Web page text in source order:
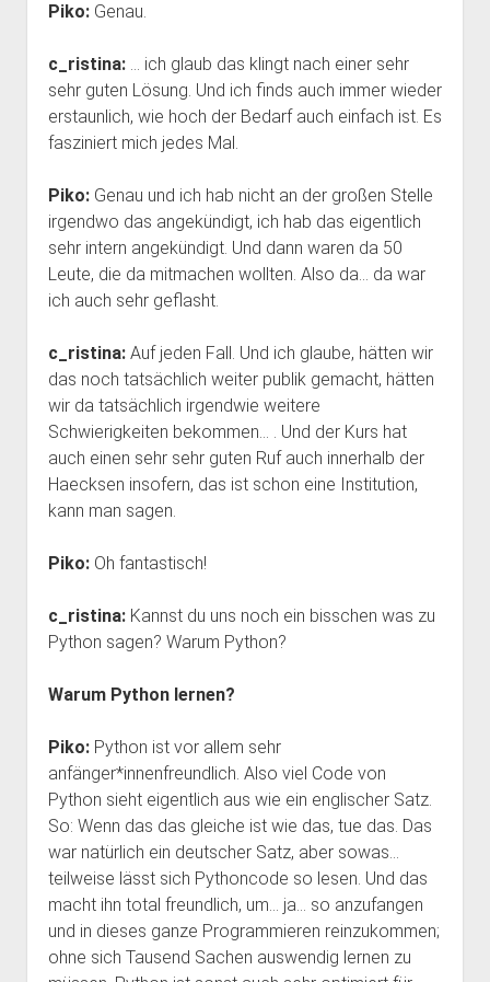
Piko:Genau.
c_ristina:… ich glaub das klingt nach einer sehr
sehr guten Lösung. Und ich finds auch immer wieder
erstaunlich, wie hoch der Bedarf auch einfach ist. Es
fasziniert mich jedes Mal.
Piko:Genau und ich hab nicht an der großen Stelle
irgendwo das angekündigt, ich hab das eigentlich
sehr intern angekündigt. Und dann waren da 50
Leute, die da mitmachen wollten. Also da… da war
ich auch sehr geflasht.
c_ristina:Auf jeden Fall. Und ich glaube, hätten wir
das noch tatsächlich weiter publik gemacht, hätten
wir da tatsächlich irgendwie weitere
Schwierigkeiten bekommen… . Und der Kurs hat
auch einen sehr sehr guten Ruf auch innerhalb der
Haecksen insofern, das ist schon eine Institution,
kann man sagen.
Piko:Oh fantastisch!
c_ristina:Kannst du uns noch ein bisschen was zu
Python sagen? Warum Python?
Warum Python lernen?
Piko:Python ist vor allem sehr
anfänger*innenfreundlich. Also viel Code von
Python sieht eigentlich aus wie ein englischer Satz.
So: Wenn das das gleiche ist wie das, tue das. Das
war natürlich ein deutscher Satz, aber sowas…
teilweise lässt sich Pythoncode so lesen. Und das
macht ihn total freundlich, um… ja… so anzufangen
und in dieses ganze Programmieren reinzukommen;
ohne sich Tausend Sachen auswendig lernen zu